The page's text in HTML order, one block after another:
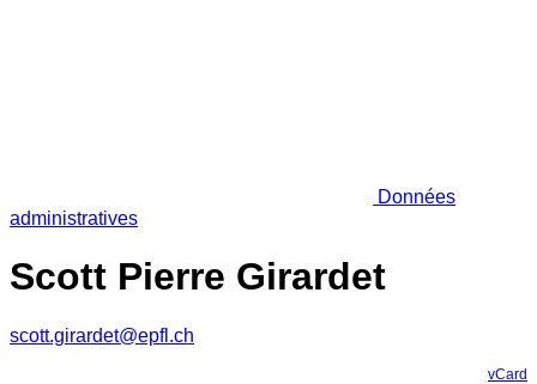
Données
administratives
Scott Pierre Girardet
scott.girardet@epfl.ch
vCard